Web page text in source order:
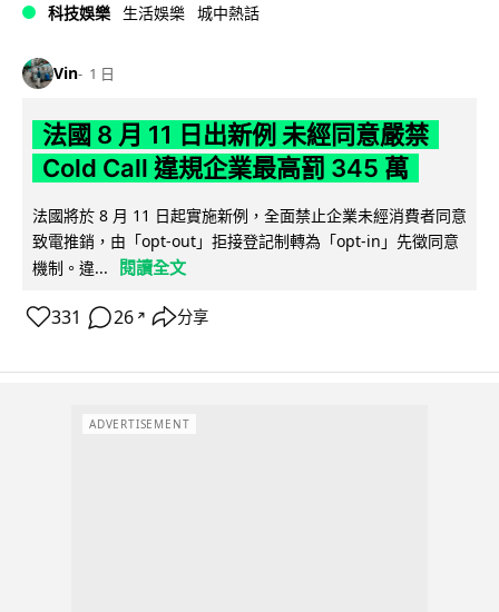
科技娛樂 生活娛樂 城中熱話
Vin 1 日
法國 8 月 11 日出新例 未經同意嚴禁
Cold Call 違規企業最高罰 345 萬
法國將於 8 月 11 日起實施新例，全面禁止企業未經消費者同意
致電推銷，由「opt-out」拒接登記制轉為「opt-in」先徵同意
機制。違...
閱讀全文
331 26 ↗ 分享
ADVERTISEMENT